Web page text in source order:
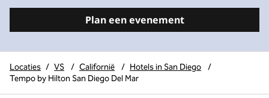
Plan een evenement
Locaties / VS / Californië / Hotels in San Diego
/
Tempo by Hilton San Diego Del Mar